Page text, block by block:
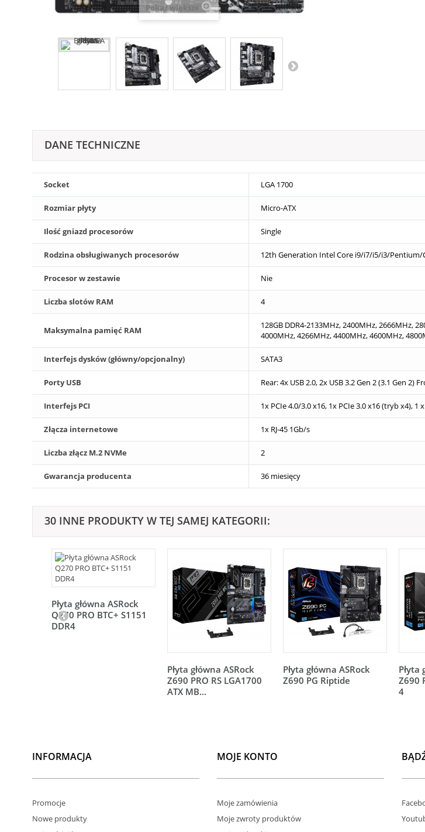
Pokaż większe
DANE TECHNICZNE
Socket LGA 1700
Rozmiar płyty Micro-ATX
Ilość gniazd procesorów Single
Rodzina obsługiwanych procesorów 12th Generation Intel Core i9/i7/i5/i3/Pentium/
Procesor w zestawie Nie
Liczba slotów RAM 4
Maksymalna pamięć RAM
128GB DDR4-2133MHz, 2400MHz, 2666MHz,
4000MHz, 4266MHz, 4400MHz, 4600MHz,
Interfejs dysków (główny/opcjonalny) SATA3
Porty USB Rear: 4x USB 2.0, 2x USB 3.2 Gen 2 (3.1 Gen 2)
Interfejs PCI 1x PCIe 4.0/3.0 x16, 1x PCIe 3.0 x16 (tryb x4), 1
Złącza internetowe 1x RJ-45 1Gb/s
Liczba złącz M.2 NVMe 2
Gwarancja producenta 36 miesięcy
30 INNE PRODUKTY W TEJ SAMEJ KATEGORII:
Płyta główna ASRock
Q270 PRO BTC+ S1151
DDR4
Płyta główna ASRock
Z690 PRO RS LGA1700
ATX MB...
Płyta główna ASRock
Z690 PG Riptide
Płyta
Z690
4
INFORMACJA
Promocje
Nowe produkty
MOJE KONTO
Moje zamówienia
Moje zwroty produktów